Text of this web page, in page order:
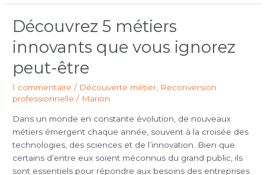
Découvrez 5 métiers
innovants que vous ignorez
peut-être
1 commentaire / Découverte métier Reconversion
professionnelle / Marion
Dans un monde en constante évolution, de nouveaux
métiers émergent chaque année, souvent à la croisée des
technologies, des sciences et de l’innovation. Bien que
certains d’entre eux soient méconnus du grand public, ils
sont essentiels pour répondre aux besoins des entreprises
Découvrez
5
métiers
innovants
que
vous
ignorez